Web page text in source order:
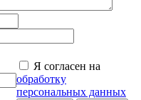
Я согласен на
обработку
персональных данных